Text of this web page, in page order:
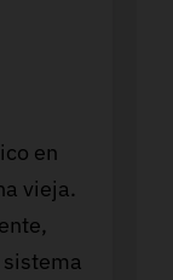
en
vieja.